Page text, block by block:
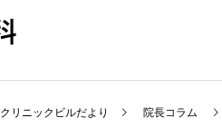
クリニックビルだより 院長コラム